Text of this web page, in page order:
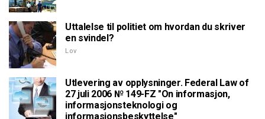
Uttalelse til politiet om hvordan du skriver
en svindel?
Lov
Utlevering av opplysninger. Federal Law of
27 juli 2006 № 149-FZ "On informasjon,
informasjonsteknologi og
informasjonsbeskyttelse"